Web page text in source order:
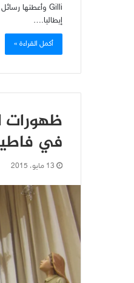
إيطاليا.…
أكمل القراءة »
ظهورات
في
13 مايو، 2015